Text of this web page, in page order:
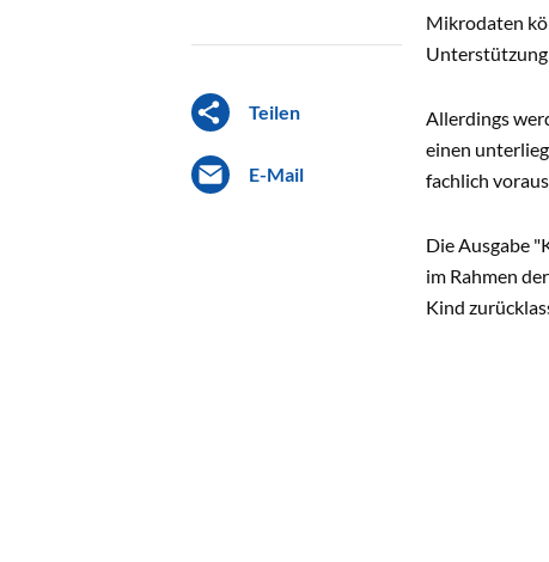
Teilen
E-Mail
Mikrodaten
Unterstützung
Allerdings
einen
fachlich
Die Ausgabe
im Rahmen
Kind